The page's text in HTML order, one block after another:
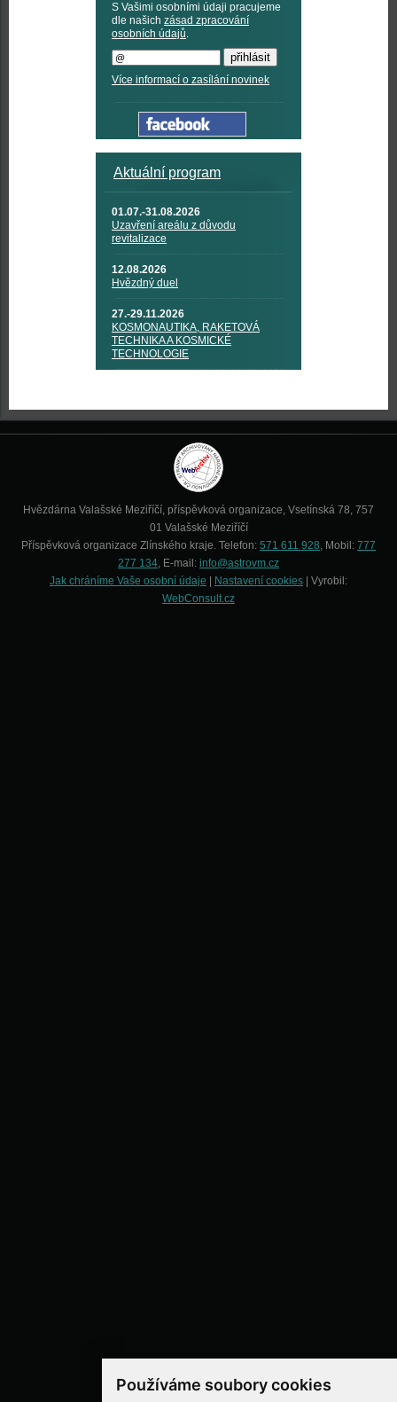
Používáme soubory cookies
S Vašimi osobními údaji pracujeme
dle našich zásad zpracování
osobních údajů.
Více informací o zasílání novinek
Aktuální program
01.07.-31.08.2026
Uzavření areálu z důvodu
revitalizace
12.08.2026
Hvězdný duel
27.-29.11.2026
KOSMONAUTIKA, RAKETOVÁ
TECHNIKA A KOSMICKÉ
TECHNOLOGIE
Hvězdárna Valašské Meziříčí, příspěvková organizace, Vsetínská 78, 757
01 Valašské Meziříčí
Příspěvková organizace Zlínského kraje. Telefon: 571 611 928, Mobil: 777
277 134, E-mail: info@astrovm.cz
Jak chráníme Vaše osobní údaje
Nastavení cookies | Vyrobil:
WebConsult.cz